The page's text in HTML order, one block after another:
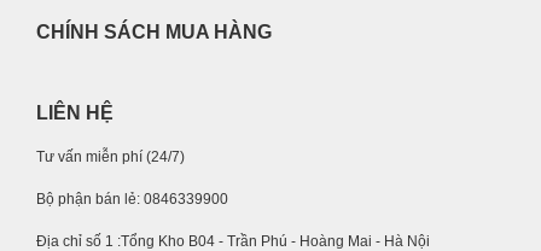
CHÍNH SÁCH MUA HÀNG
LIÊN HỆ
Tư vấn miễn phí (24/7)
Bộ phận bán lẻ: 0846339900
Địa chỉ số 1 :Tổng Kho B04 - Trần Phú - Hoàng Mai - Hà Nội